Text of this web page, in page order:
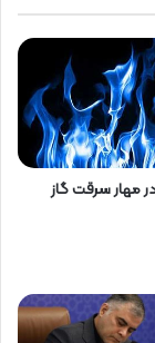
در مهار سرقت گاز